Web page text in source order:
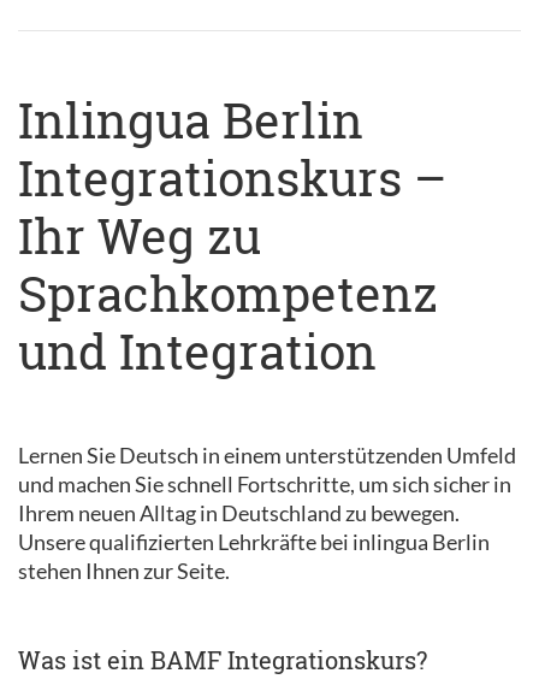
Inlingua Berlin
Integrationskurs –
Ihr Weg zu
Sprachkompetenz
und Integration
Lernen Sie Deutsch in einem unterstützenden Umfeld
und machen Sie schnell Fortschritte, um sich sicher in
Ihrem neuen Alltag in Deutschland zu bewegen.
Unsere qualifizierten Lehrkräfte bei inlingua Berlin
stehen Ihnen zur Seite.
Was ist ein BAMF Integrationskurs?